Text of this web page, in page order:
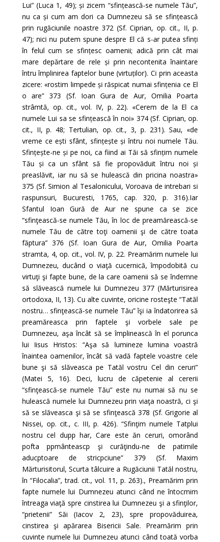
Lui” (Luca 1, 49); și zicem “sfințească-se numele Tău”,
nu ca și cum am dori ca Dumnezeu să se sfințească
prin rugăciunile noastre 372 (Sf. Ciprian, op. cit., II, p.
47); nici nu putem spune despre El că s-ar putea sfinți
în felul cum se sfințesc oamenii; adică prin cât mai
mare depărtare de rele și prin necontenita înaintare
întru împlinirea faptelor bune (virtuților). Ci prin aceasta
zicere: «rostim limpede și răspicat numai sfințenia ce El
o are” 373 (Sf. Ioan Gura de Aur, Omilia Poarta
strâmtă, op. cit., vol. IV, p. 22). «Cerem de la El ca
numele Lui sa se sfințească în noi» 374 (Sf. Ciprian, op.
cit., II, p. 48; Tertulian, op. cit., 3, p. 231). Sau, «de
vreme ce ești sfânt, sfințește și întru noi numele Tău.
Sfințește-ne și pe noi, ca fiind ai Tăi să sfințim numele
Tău și ca un sfânt să fie propovăduit întru noi și
preaslăvit, iar nu să se hulească din pricina noastra»
375 (Sf. Simion al Tesalonicului, Voroava de intrebari si
raspunsuri, Bucuresti, 1765, cap. 320, p. 316).Iar
Sfantul Ioan Gură de Aur ne spune ca se zice
“sfinţească-se numele Tău, în loc de preamărească-se
numele Tău de către toţi oamenii şi de către toata
făptura” 376 (Sf. Ioan Gura de Aur, Omilia Poarta
stramta, 4, op. cit., vol. IV, p. 22. Preamărim numele lui
Dumnezeu, ducând o viaţă cucernică, împodobită cu
virtuţi şi fapte bune, de la care oamenii să se îndemne
să slăvească numele lui Dumnezeu 377 (Mărturisirea
ortodoxa, II, 13). Cu alte cuvinte, oricine rosteşte “Tatăl
nostru… sfinţească-se numele Tău” îşi ia îndatorirea să
preamăreasca prin faptele şi vorbele sale pe
Dumnezeu, aşa încât să se împlinească în el porunca
lui Iisus Hristos: “Aşa să lumineze lumina voastră
înaintea oamenilor, încât să vadă faptele voastre cele
bune şi să slăveasca pe Tatăl vostru Cel din ceruri”
(Matei 5, 16). Deci, lucru de căpetenie al cererii
“sfinţească-se numele Tău” este nu numai să nu se
hulească numele lui Dumnezeu prin viaţa noastră, ci şi
să se slăveasca şi să se sfinţească 378 (Sf. Grigorie al
Nissei, op. cit., c. III, p. 426). “Sfinţim numele Tatplui
nostru cel dupp har, Care este ăn ceruri, omorând
pofta ppmânteascp şi curăţindu-ne de patimile
aducptoare de stricpciune” 379 (Sf. Maxim
Mărturisitorul, Scurta tâlcuire a Rugăciunii Tatăl nostru,
în “Filocalia”, trad. cit., vol. 11, p. 263)., Preamărim prin
fapte numele lui Dumnezeu atunci când ne întocmim
întreaga viaţă spre cinstirea lui Dumnezeu şi a sfinţilor,
“prietenii” Săi (Iacov 2, 23), spre propovăduirea,
cinstirea şi apărarea Bisericii Sale. Preamărim prin
cuvinte numele lui Dumnezeu atunci când toată vorba